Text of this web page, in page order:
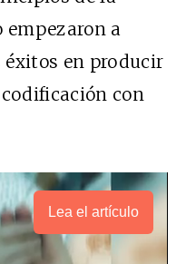
empezaron a
en producir
con
Lea el artículo